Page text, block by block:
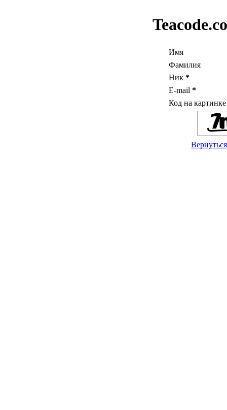
Имя
Фамилия
Ник *
E-mail *
Код на
Вернуться